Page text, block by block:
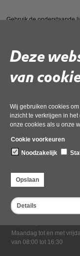
Deze
van
Wij gebruiken cookies
inzicht te verkrijgen in
onze cookies als u onze
Cookie voorkeuren
Noodzakelijk
Opslaan
Details
Gebruik de onderstaande
Deel deze pagina
Dampten 2, 1624 NR
Postadres
Postbus 2095, 1620 EB
Maandag tot en met
van 08:00 tot 16:30